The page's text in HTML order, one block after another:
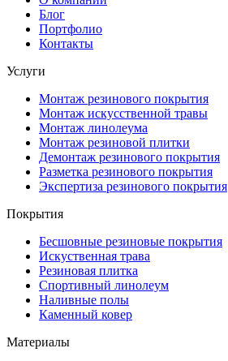
Блог
Портфолио
Контакты
Услуги
Монтаж резинового покрытия
Монтаж искусственной травы
Монтаж линолеума
Монтаж резиновой плитки
Демонтаж резинового покрытия
Разметка резинового покрытия
Экспертиза резинового покрытия
Покрытия
Бесшовные резиновые покрытия
Искуственная трава
Резиновая плитка
Спортивный линолеум
Наливные полы
Каменный ковер
Материалы